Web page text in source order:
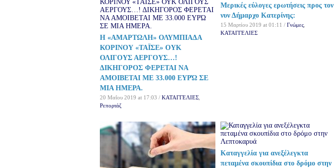
Η «ΑΜΑΡΤΩΛΗ» ΟΛΥΜΠΙΑΔΑ
ΚΟΡΙΝΟΥ «ΤΑΪΣΕ» ΟΥΚ
ΟΛΙΓΟΥΣ ΑΕΡΓΟΥΣ…!
ΔΙΚΗΓΟΡΟΣ ΦΕΡΕΤΑΙ ΝΑ
ΑΜΟΙΒΕΤΑΙ ΜΕ 33.000 ΕΥΡΏ ΣΕ
ΜΙΑ ΗΜΕΡΑ.
20 Μαΐου 2019 at 17:03 / ΚΑΤΑΓΓΕΛΙΕΣ
Ρεπορτάζ
Μερικές εύλογες ερωτήσεις προς τον
νυν Δήμαρχο Κατερίνης:
15 Μαρτίου 2019 at 01:11 / Γνώμες
ΚΑΤΑΓΓΕΛΙΕΣ
Καταγγελία για ανεξέλεγκτα
πεταμένα σκουπίδια στο δρόμο στην